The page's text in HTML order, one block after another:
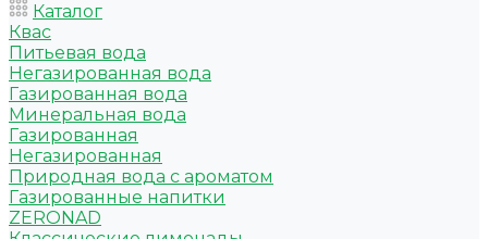
Каталог
Квас
Питьевая вода
Негазированная вода
Газированная вода
Минеральная вода
Газированная
Негазированная
Природная вода с ароматом
Газированные напитки
ZERONAD